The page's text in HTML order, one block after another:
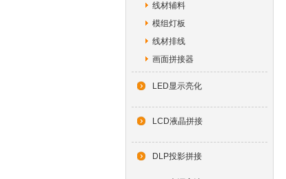
线材辅料
模组灯板
线材排线
画面拼接器
LED显示亮化
LCD液晶拼接
DLP投影拼接